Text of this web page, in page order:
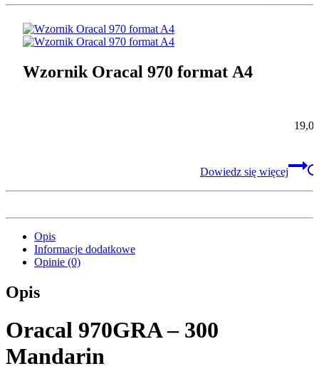
Wzornik Oracal 970 format A4
Dowiedz się więcej
Opis
Informacje dodatkowe
Opinie (0)
Opis
Oracal 970GRA – 300
Mandarin